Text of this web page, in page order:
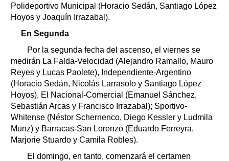
Polideportivo Municipal (Horacio Sedán, Santiago López
Hoyos y Joaquín Irrazabal).
En Segunda
Por la segunda fecha del ascenso, el viernes se
medirán La Falda-Velocidad (Alejandro Ramallo, Mauro
Reyes y Lucas Paolete), Independiente-Argentino
(Horacio Sedán, Nicolás Larrasolo y Santiago López
Hoyos), El Nacional-Comercial (Emanuel Sánchez,
Sebastián Arcas y Francisco Irrazabal); Sportivo-
Whitense (Néstor Schernenco, Diego Kessler y Ludmila
Munz) y Barracas-San Lorenzo (Eduardo Ferreyra,
Marjorie Stuardo y Camila Robles).
El domingo, en tanto, comenzará el certamen